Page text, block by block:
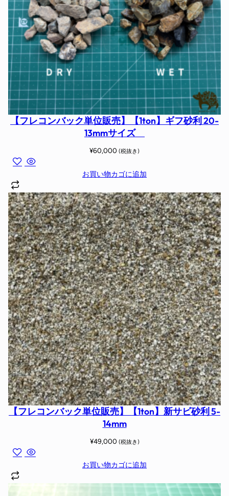
【フレコンバック単位販売】【1ton】ギフ砂利 20-
13mmサイズ
¥60,000 (税抜き)
お買い物カゴに追加
【フレコンバック単位販売】【1ton】新サビ砂利 5-
14mm
¥49,000 (税抜き)
お買い物カゴに追加